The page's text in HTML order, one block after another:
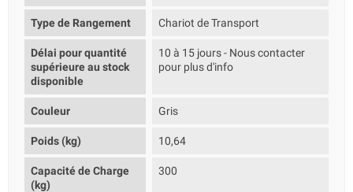
Type de Rangement Chariot de Transport
Délai pour quantité
supérieure au stock
disponible
10 à 15 jours - Nous contacter
pour plus d'info
Couleur Gris
Poids (kg) 10,64
Capacité de Charge
(kg)
300